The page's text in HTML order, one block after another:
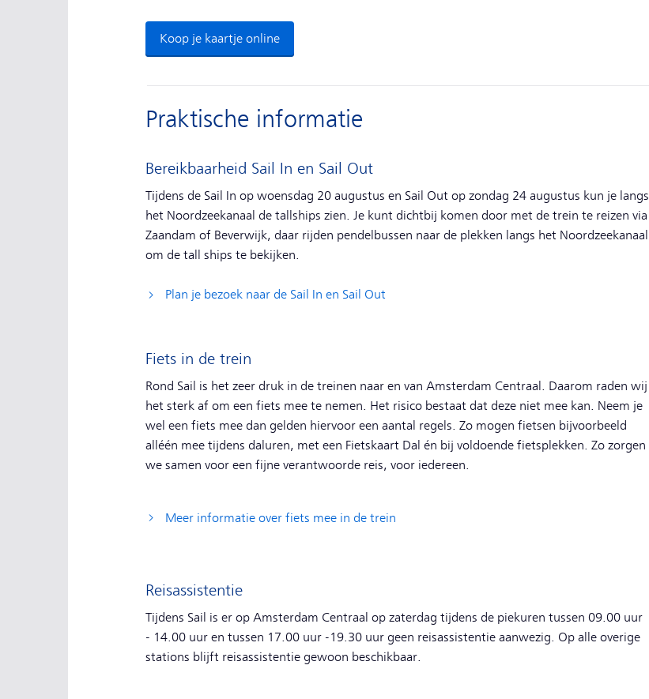
Koop je kaartje online
Praktische informatie
Bereikbaarheid Sail In en Sail Out
Tijdens de Sail In op woensdag 20 augustus en Sail Out op zondag 24 augustus kun je langs
het Noordzeekanaal de tallships zien. Je kunt dichtbij komen door met de trein te reizen via
Zaandam of Beverwijk, daar rijden pendelbussen naar de plekken langs het Noordzeekanaal
om de tall ships te bekijken.
Plan je bezoek naar de Sail In en Sail Out
Fiets in de trein
Rond Sail is het zeer druk in de treinen naar en van Amsterdam Centraal. Daarom raden wij
het sterk af om een fiets mee te nemen. Het risico bestaat dat deze niet mee kan. Neem je
wel een fiets mee dan gelden hiervoor een aantal regels. Zo mogen fietsen bijvoorbeeld
alléén mee tijdens daluren, met een Fietskaart Dal én bij voldoende fietsplekken. Zo zorgen
we samen voor een fijne verantwoorde reis, voor iedereen.
Meer informatie over fiets mee in de trein
Reisassistentie
Tijdens Sail is er op Amsterdam Centraal op zaterdag tijdens de piekuren tussen 09.00 uur
- 14.00 uur en tussen 17.00 uur -19.30 uur geen reisassistentie aanwezig. Op alle overige
stations blijft reisassistentie gewoon beschikbaar.